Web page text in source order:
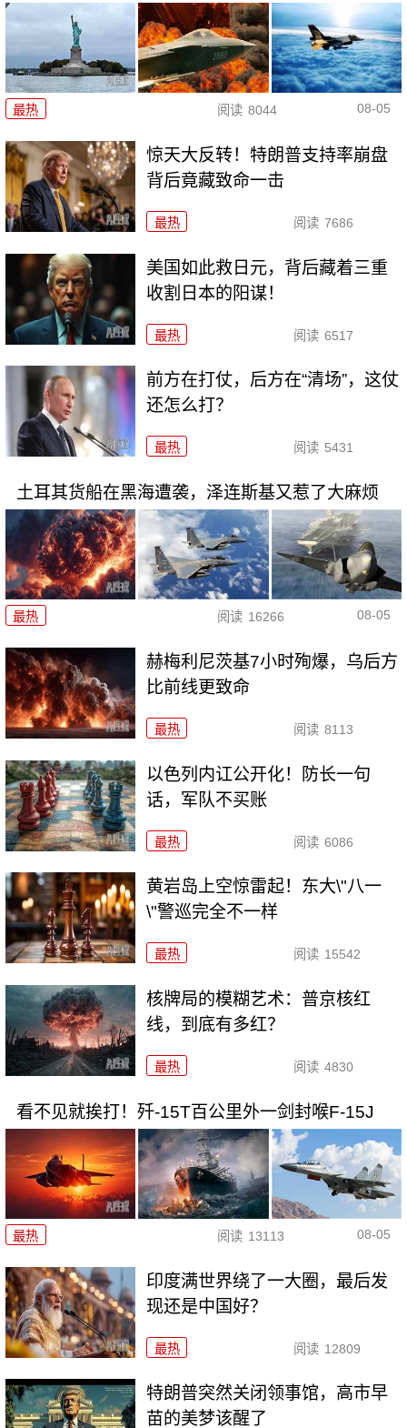
最热 阅读 8044 08-05
惊天大反转！特朗普支持率崩盘
背后竟藏致命一击
最热 阅读 7686
美国如此救日元，背后藏着三重
收割日本的阳谋！
最热 阅读 6517
前方在打仗，后方在“清场”，这仗
还怎么打？
最热 阅读 5431
土耳其货船在黑海遭袭，泽连斯基又惹了大麻烦
最热 阅读 16266 08-05
赫梅利尼茨基7小时殉爆，乌后方
比前线更致命
最热 阅读 8113
以色列内讧公开化！防长一句
话，军队不买账
最热 阅读 6086
黄岩岛上空惊雷起！东大\"八一
\"警巡完全不一样
最热 阅读 15542
核牌局的模糊艺术：普京核红
线，到底有多红？
最热 阅读 4830
看不见就挨打！歼-15T百公里外一剑封喉F-15J
最热 阅读 13113 08-05
印度满世界绕了一大圈，最后发
现还是中国好？
最热 阅读 12809
特朗普突然关闭领事馆，高市早
苗的美梦该醒了